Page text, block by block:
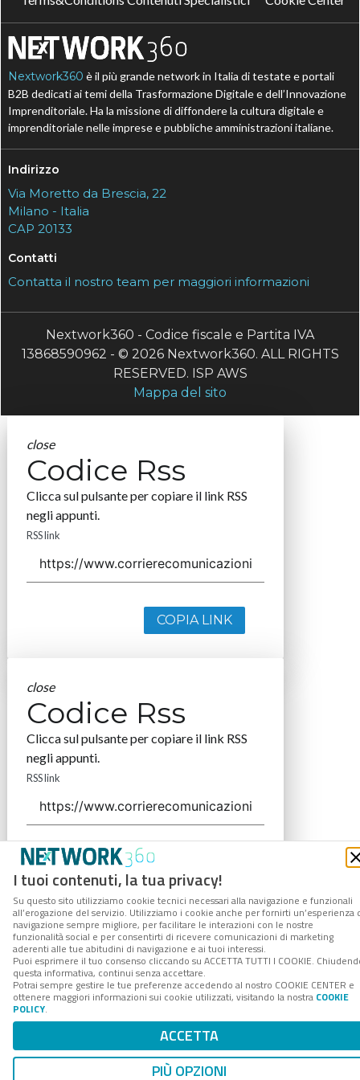
I tuoi contenuti, la tua privacy!
Su questo sito utilizziamo cookie tecnici necessari alla navigazione e funzionali
all’erogazione del servizio. Utilizziamo i cookie anche per fornirti un’esperienza
navigazione sempre migliore, per facilitare le interazioni con le nostre
funzionalità social e per consentirti di ricevere comunicazioni di marketing
aderenti alle tue abitudini di navigazione e ai tuoi interessi.
Puoi esprimere il tuo consenso cliccando su ACCETTA TUTTI I COOKIE.
questa informativa, continui senza accettare.
Potrai sempre gestire le tue preferenze accedendo al nostro COOKIE CENTER e
ottenere maggiori informazioni sui cookie utilizzati, visitando la nostra COOKIE
POLICY.
ACCETTA
PIÙ OPZIONI
Nextwork360 è il più grande network in Italia di testate e portali
B2B dedicati ai temi della Trasformazione Digitale e dell’Innovazione
Imprenditoriale. Ha la missione di diffondere la cultura digitale e
imprenditoriale nelle imprese e pubbliche amministrazioni italiane.
Indirizzo
Via Moretto da Brescia, 22
Milano - Italia
CAP 20133
Contatti
Contatta il nostro team per maggiori informazioni
Nextwork360 - Codice fiscale e Partita IVA
13868590962 - © 2026 Nextwork360. ALL RIGHTS
RESERVED. ISP AWS
Mappa del sito
close
Codice Rss
Clicca sul pulsante per copiare il link RSS
negli appunti.
RSS link
COPIA LINK
close
Codice Rss
Clicca sul pulsante per copiare il link RSS
negli appunti.
RSS link